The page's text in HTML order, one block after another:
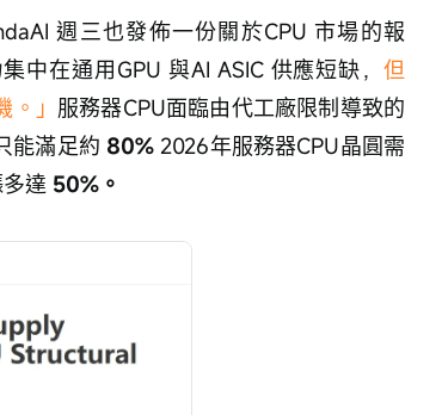
週三也發佈一份關於CPU 市場的報
中在通用GPU 與AI ASIC 供應短缺， 但
」 服務器CPU面臨由代工廠限制導致的
能滿足約 80% 2026年服務器CPU晶圓需
達 50%。